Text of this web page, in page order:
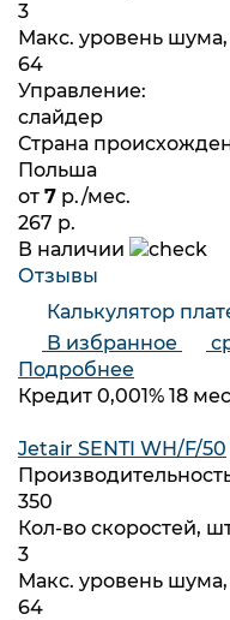
3
Макс. уровень
64
Управление:
слайдер
Страна
Польша
от 7 р./мес.
267 р.
В наличии
Отзывы
Калькулятор
В избранное
Подробнее
Кредит 0,001% 18 мес
Jetair SENTI WH/F/50
350
Кол-во скоростей,
3
Макс. уровень
64